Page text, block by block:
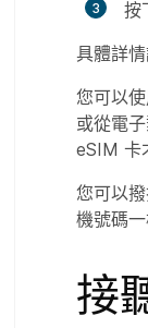
按
具體詳
您可以
或從電
eSIM 卡
您可以
機號碼
接